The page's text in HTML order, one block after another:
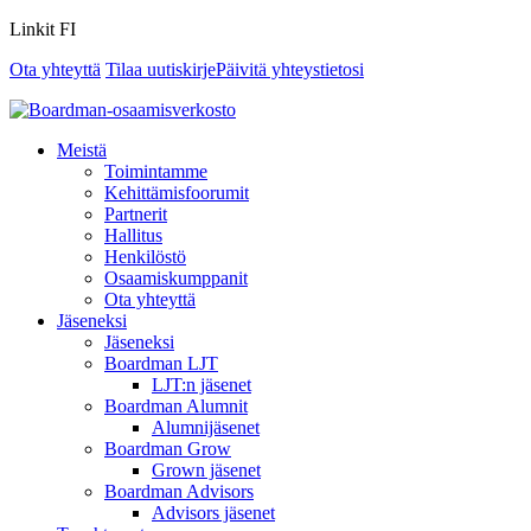
Linkit FI
Ota yhteyttä Tilaa uutiskirjePäivitä yhteystietosi
Meistä
Toimintamme
Kehittämisfoorumit
Partnerit
Hallitus
Henkilöstö
Osaamiskumppanit
Ota yhteyttä
Jäseneksi
Jäseneksi
Boardman LJT
LJT:n jäsenet
Boardman Alumnit
Alumnijäsenet
Boardman Grow
Grown jäsenet
Boardman Advisors
Advisors jäsenet